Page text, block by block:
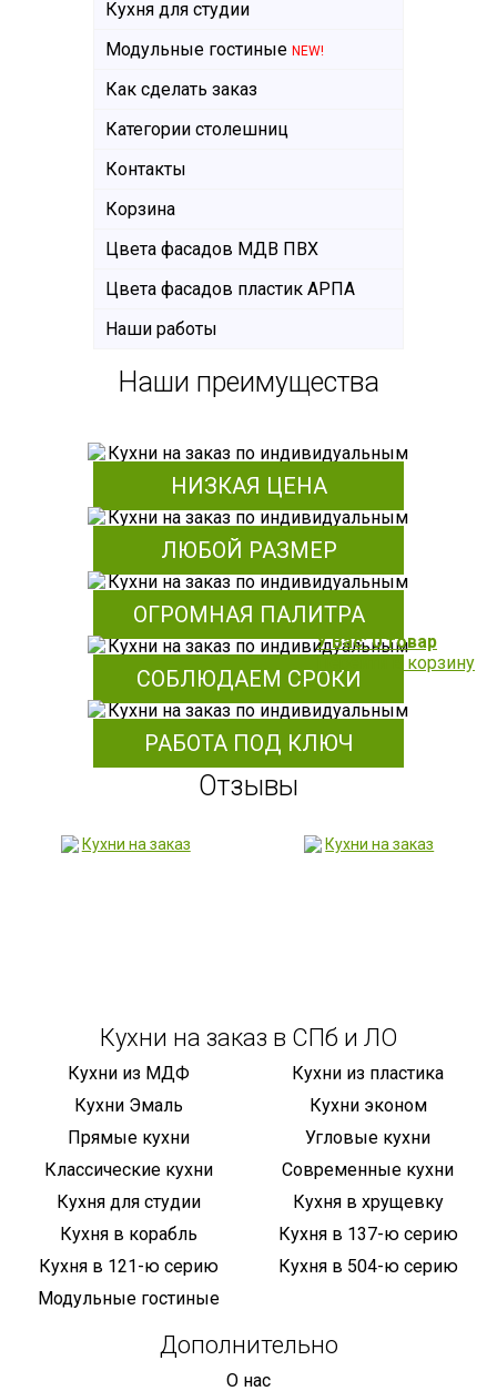
Кухня для студии
Модульные гостиные NEW!
Как сделать заказ
Категории столешниц
Контакты
Корзина
Цвета фасадов МДВ ПВХ
Цвета фасадов пластик АРПА
Наши работы
Наши преимущества
НИЗКАЯ ЦЕНА
ЛЮБОЙ РАЗМЕР
ОГРОМНАЯ ПАЛИТРА
СОБЛЮДАЕМ СРОКИ
РАБОТА ПОД КЛЮЧ
Отзывы
У Вас: 0 товар
Перейти в корзину
Кухни на заказ в СПб и ЛО
Кухни из МДФ
Кухни из пластика
Кухни Эмаль
Кухни эконом
Прямые кухни
Угловые кухни
Классические кухни
Современные кухни
Кухня для студии
Кухня в хрущевку
Кухня в корабль
Кухня в 137-ю серию
Кухня в 121-ю серию
Кухня в 504-ю серию
Модульные гостиные
Дополнительно
О нас